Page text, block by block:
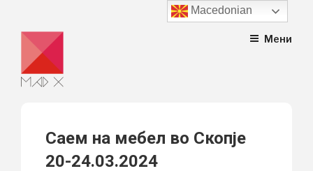
content
Мени
Саем на мебел во Скопје
20-24.03.2024
Macedonian